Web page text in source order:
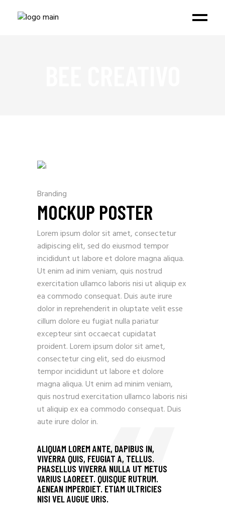
Branding
MOCKUP POSTER
Lorem ipsum dolor sit amet, consectetur
adipiscing elit, sed do eiusmod tempor
incididunt ut labore et dolore magna aliqua.
Ut enim ad inim veniam, quis nostrud
exercitation ullamco laboris nisi ut aliquip ex
ea commodo consequat. Duis aute irure
dolor in reprehenderit in oluptate velit esse
cillum dolore eu fugiat nulla pariatur
excepteur sint occaecat cupidatat
proident. Lorem ipsum dolor sit amet,
consectetur cing elit, sed do eiusmod
tempor incididunt ut labore et dolore
magna aliqua. Ut enim ad minim veniam,
quis nostrud exercitation ullamco laboris nisi
ut aliquip ex ea commodo consequat. Duis
aute irure dolor in.
ALIQUAM LOREM ANTE, DAPIBUS IN,
VIVERRA QUIS, FEUGIAT A, TELLUS.
PHASELLUS VIVERRA NULLA UT METUS
VARIUS LAOREET. QUISQUE RUTRUM.
AENEAN IMPERDIET. ETIAM ULTRICIES
NISI VEL AUGUE URIS.